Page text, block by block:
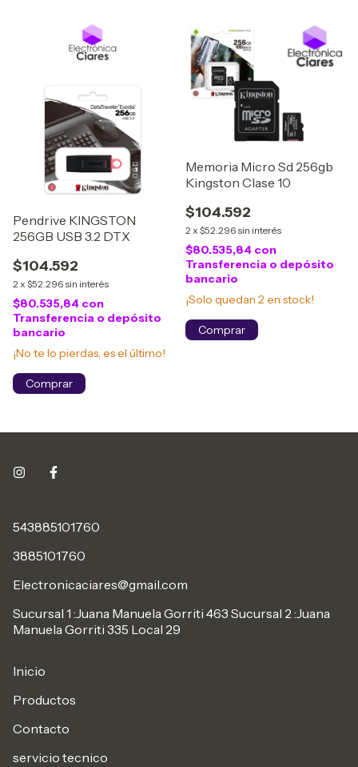
Pendrive KINGSTON
256GB USB 3.2 DTX
$104.592
2 x $52.296 sin interés
$80.535,84 con
Transferencia o depósito
bancario
¡No te lo pierdas, es el último!
Memoria Micro Sd 256gb
Kingston Clase 10
$104.592
2 x $52.296 sin interés
$80.535,84 con
Transferencia o depósito
bancario
¡Solo quedan 2en stock!
543885101760
3885101760
Electronicaciares@gmail.com
Sucursal 1 :Juana Manuela Gorriti 463 Sucursal 2 :Juana
Manuela Gorriti 335 Local 29
Inicio
Productos
Contacto
servicio tecnico